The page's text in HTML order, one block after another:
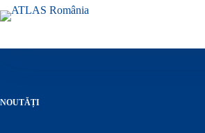
Sari
la
NOUTĂȚI